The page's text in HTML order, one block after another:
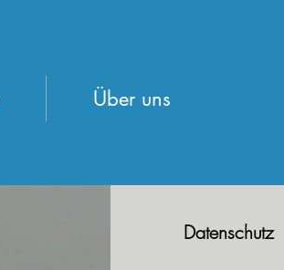
Über uns
​Datenschutz